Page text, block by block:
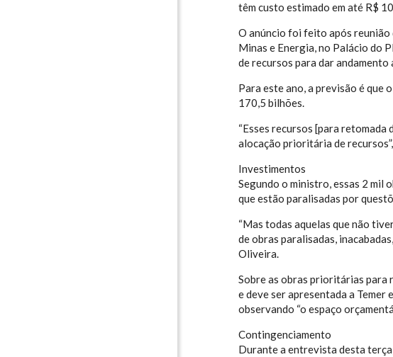
têm custo estimado em até R$
O anúncio foi feito após reunião
Minas e Energia, no Palácio do
de recursos para dar
Para este ano, a previsão é que
170,5 bilhões.
“Esses recursos [para
alocação prioritária de
Investimentos
Segundo o ministro, essas 2 mil
que estão paralisadas por
“Mas todas aquelas que não
de obras paralisadas,
Oliveira.
Sobre as obras prioritárias para
e deve ser apresentada a
observando “o espaço
Contingenciamento
Durante a entrevista desta